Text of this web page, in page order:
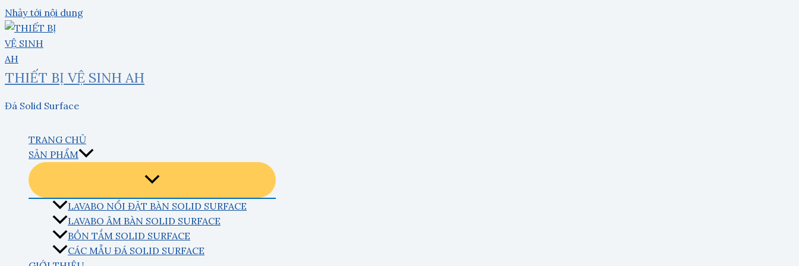
Nhảy tới nội dung
THIẾT BỊ VỆ SINH AH
Đá Solid Surface
TRANG CHỦ
SẢN PHẨM
LAVABO NỔI ĐẶT BÀN SOLID SURFACE
LAVABO ÂM BÀN SOLID SURFACE
BỒN TẮM SOLID SURFACE
CÁC MẪU ĐÁ SOLID SURFACE